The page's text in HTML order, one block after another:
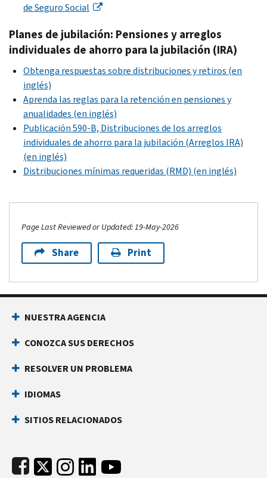
de Seguro Social
Planes de jubilación: Pensiones y arreglos
individuales de ahorro para la jubilación (IRA)
Obtenga respuestas sobre distribuciones y retiros (en
inglés)
Aprenda las reglas para la retención en pensiones y
anualidades (en inglés)
Publicación 590-B, Distribuciones de los arreglos
individuales de ahorro para la jubilación (Arreglos IRA)
(en inglés)
Distribuciones mínimas requeridas (RMD) (en inglés)
Page Last Reviewed or Updated: 19-May-2026
Share Print
Footer Navigation
NUESTRA AGENCIA
CONOZCA SUS DERECHOS
RESOLVER UN PROBLEMA
IDIOMAS
SITIOS RELACIONADOS